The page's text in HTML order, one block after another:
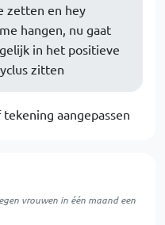
zetten en hey
hangen, nu gaat
in het positieve
zitten
aangepassen
vrouwen in één maand een